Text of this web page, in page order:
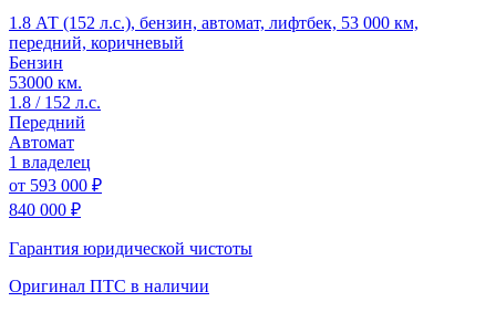
1.8 АТ (152 л.с.), бензин, автомат, лифтбек, 53 000 км,
передний, коричневый
Бензин
53000 км.
1.8 / 152 л.с.
Передний
Автомат
1 владелец
от 593 000 ₽
840 000 ₽
Гарантия юридической чистоты
Оригинал ПТС в наличии